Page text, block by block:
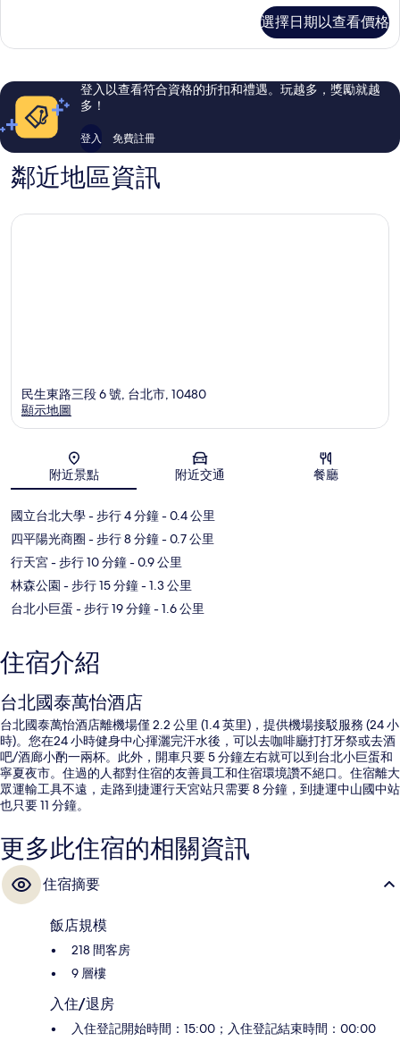
相
情
臥
室
的
所
有
相
片
部
1
臥
室
的
情
選擇日期以查看價格
登入以查看符合資格的折扣和禮遇。玩越多，獎勵就越
多！
登入 免費註冊
鄰近地區資訊
地圖
民生東路三段 6 號, 台北市, 10480
顯示地圖
附近景點 附近交通 餐廳
國立台北大學- 步行 4 分鐘- 0.4 公里
四平陽光商圈 - 步行 8 分鐘- 0.7 公里
行天宮- 步行 10 分鐘- 0.9 公里
林森公園 - 步行 15 分鐘- 1.3 公里
台北小巨蛋 - 步行 19 分鐘- 1.6 公里
住宿介紹
台北國泰萬怡酒店
台北國泰萬怡酒店離機場僅 2.2 公里 (1.4 英里)，提供機場接駁服務 (24 小
時)。您在24 小時健身中心揮灑完汗水後，可以去咖啡廳打打牙祭或去酒
吧/酒廊小酌一兩杯。此外，開車只要 5 分鐘左右就可以到台北小巨蛋和
寧夏夜市。住過的人都對住宿的友善員工和住宿環境讚不絕口。住宿離大
眾運輸工具不遠，走路到捷運行天宮站只需要 8 分鐘，到捷運中山國中站
也只要 11 分鐘。
更多此住宿的相關資訊
住宿摘要
飯店規模
218 間客房
9 層樓
入住/退房
入住登記開始時間：15:00；入住登記結束時間：00:00